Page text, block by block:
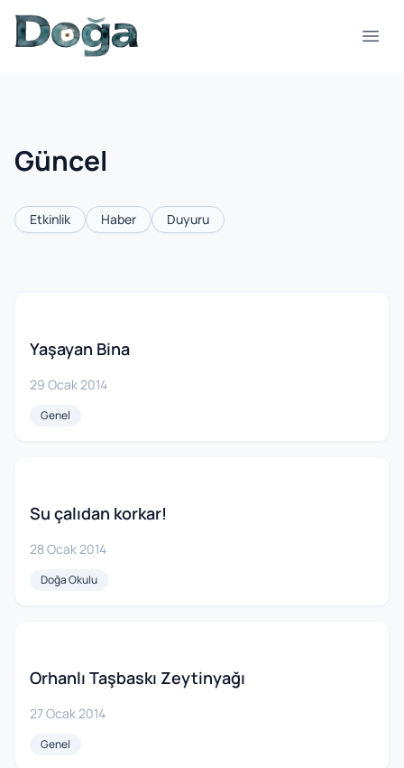
İçeriğe geç
Güncel
Etkinlik Haber Duyuru
Yaşayan Bina
29 Ocak 2014
Genel
Su çalıdan korkar!
28 Ocak 2014
Doğa Okulu
Orhanlı Taşbaskı Zeytinyağı
27 Ocak 2014
Genel